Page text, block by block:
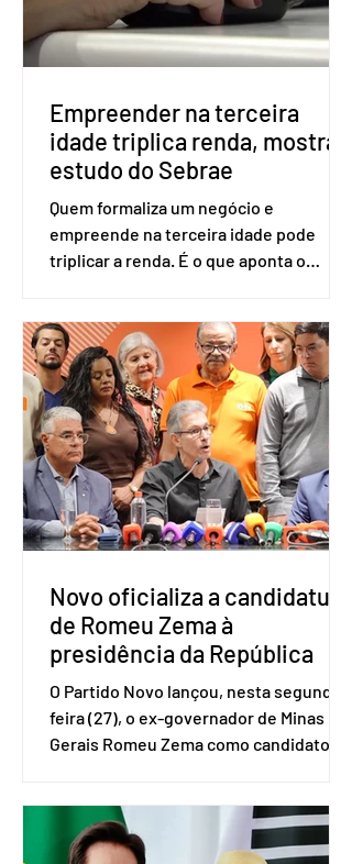
identificação para acesso à urna
eletrônica. Se a urna eletrônica não
reconh
Empreender na terceira
idade triplica renda, mostra
estudo do Sebrae
Quem formaliza um negócio e
empreende na terceira idade pode
triplicar a renda. É o que aponta o
Amostra de Domicílio (PNAD Contínua),
do Serviço Brasileiro de Apoio às Micro
e Pequenas Empresas (Sebrae),
realizado a partir de dados do Instituto
Brasileiro de Geografia e Estatística
(IBGE). O estudo do Sebrae mostra que,
no quarto trimestre de 2025, os
empreendedores 60+ formalizados
atingiram o maior rendime
Novo oficializa a candidatura
de Romeu Zema à
presidência da República
O Partido Novo lançou, nesta segunda-
feira (27), o ex-governador de Minas
Gerais Romeu Zema como candidato à
Brasília. O Novo ainda não definiu quem
vai compor a chapa como candidato a